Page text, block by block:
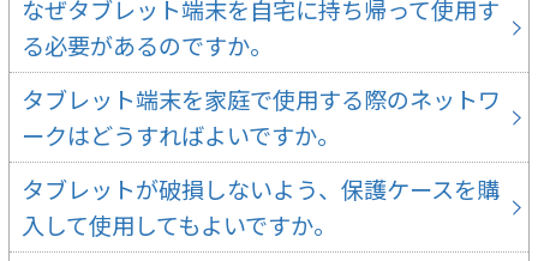
なぜタブレット端末を自宅に持ち帰って使用す
る必要があるのですか。
タブレット端末を家庭で使用する際のネットワ
ークはどうすればよいですか。
タブレットが破損しないよう、保護ケースを購
入して使用してもよいですか。